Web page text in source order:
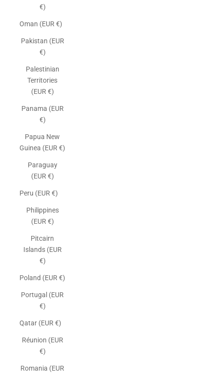
€)
Oman (EUR €)
Pakistan (EUR
€)
Palestinian
Territories
(EUR €)
Panama (EUR
€)
Papua New
Guinea (EUR €)
Paraguay
(EUR €)
Peru (EUR €)
Philippines
(EUR €)
Pitcairn
Islands (EUR
€)
Poland (EUR €)
Portugal (EUR
€)
Qatar (EUR €)
Réunion (EUR
€)
Romania (EUR